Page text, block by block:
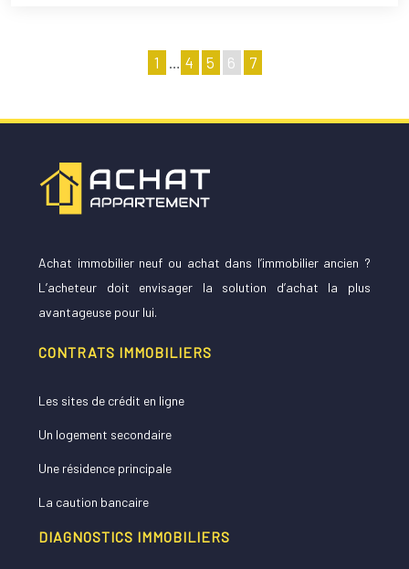
1 … 4 5 6 7
Achat immobilier neuf ou achat dans l’immobilier ancien ?
L’acheteur doit envisager la solution d’achat la plus
avantageuse pour lui.
CONTRATS IMMOBILIERS
Les sites de crédit en ligne
Un logement secondaire
Une résidence principale
La caution bancaire
DIAGNOSTICS IMMOBILIERS